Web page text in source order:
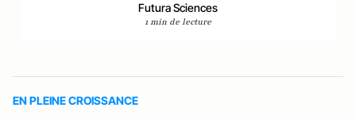
Futura Sciences
1 min de lecture
EN PLEINE CROISSANCE